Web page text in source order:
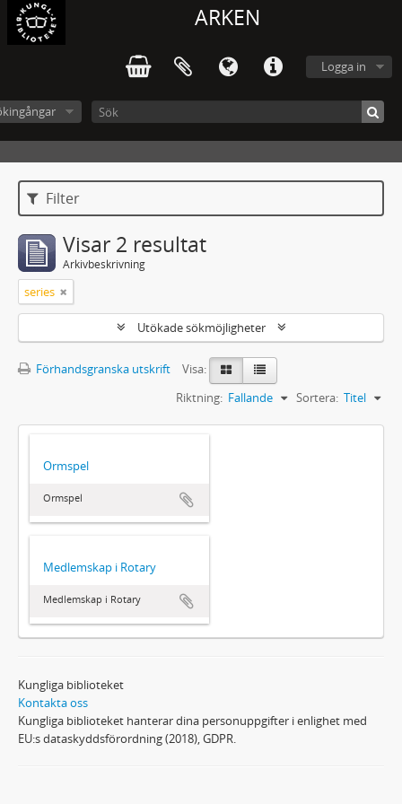
ARKEN
Logga in
Filter
Visar 2 resultat
Arkivbeskrivning
series
Utökade sökmöjligheter
Förhandsgranska utskrift
Visa:
Sortera: Titel
Riktning: Fallande
Ormspel
Ormspel
Medlemskap i Rotary
Medlemskap i Rotary
Kungliga biblioteket
Kontakta oss
Kungliga biblioteket hanterar dina personuppgifter i enlighet med
EU:s dataskyddsförordning (2018), GDPR.